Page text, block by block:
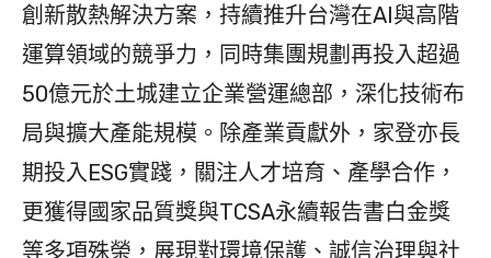
創新散熱解決方案，持續推升台灣在AI與高階
運算領域的競爭力，同時集團規劃再投入超過
50億元於土城建立企業營運總部，深化技術布
局與擴大產能規模。除產業貢獻外，家登亦長
期投入ESG實踐，關注人才培育、產學合作，
更獲得國家品質獎與TCSA永續報告書白金獎
等多項殊榮，展現對環境保護、誠信治理與社